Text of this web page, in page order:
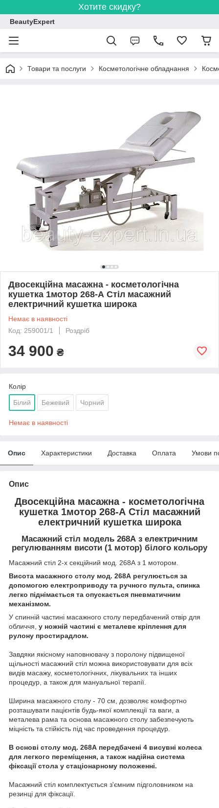
Хотите скидку?
BeautyExpert
Товари та послуги Косметологічне обладнання
Двосекційна масажна - косметологічна
кушетка 1мотор 268-А Стіл масажний
електричний кушетка широка
Немає в наявності
Код: 259001/1
Роздріб
34 900 ₴
Колір
Білий Бежевий Чорний
Немає в наявності
Опис Характеристики Доставка Оплата Умови
Опис
Двосекційна масажна - косметологічна
кушетка 1мотор 268-А Стіл масажний
електричний кушетка широка
Масажний стіл модель 268А з електричним
регулюванням висоти (1 мотор) білого кольору
Масажний стіл 2-х секційний мод. 268А з 1 мотором.
Висота масажного столу мод. 268А регулюється за
допомогою електроприводу та ручного пульта, спинка
легко піднімається та опускається пневматичним
механізмом.
У спинній частині масажного столу передбачений отвір для
обличчя, у ножній частині є металеве кріплення для
рулону простирадлом.
Завдяки якісному наповнювачу з поролону підвищеної
щільності масажний стіл можна використовувати для всіх
видів масажу, косметологічних, лікувальних та інших
процедур, а також для мануальної терапії.
Ширина масажного столу - 70 см, дозволяє комфортно
розташувати пацієнтів будь-якої комплекції та ваги, а
металева рама та основа масажного столу забезпечують
міцність та стійкість під час проведення процедур.
В основі столу мод. 268А передбачені 4 висувні колеса
для легкого переміщення, а також надійна система
фіксації стола у стаціонарному положенні.
Масажний стіл комплектується з'ємним підголовником на
резинці для фіксації.